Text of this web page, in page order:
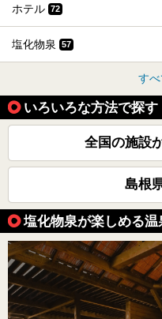
ホテル 72
塩化物泉 57
す
いろいろな方法で探す
全国の施設
島根
塩化物泉が楽しめる温